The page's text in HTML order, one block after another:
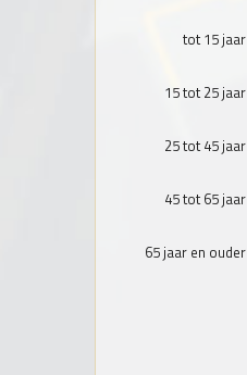
tot 15 jaar
15 tot 25 jaar
25 tot 45 jaar
45 tot 65 jaar
65 jaar en ouder